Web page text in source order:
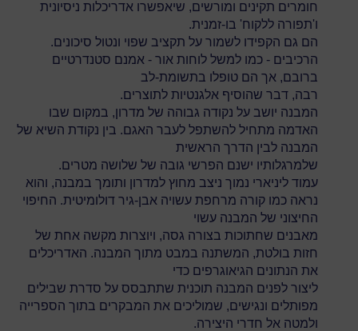
חומרים תקינים ומורשים, שיאפשרו אדריכלות ניסיונית
ו'תפורה ללקוח' בו-זמנית.
הם גם הקפידו לשמור על תקציב שפוי ונטול סיכונים.
הרכיבים - כמו למשל לוחות אור - אמנם סטנדרטיים
ברובם, אך הם טופלו בתשומת-לב
רבה, דבר שהוסיף אלגנטיות לתוצרים.
המבנה יושב על נקודה גבוהה של מדרון, במקום שבו
האדמה מתחיל להשתפל לעבר האגם. בין נקודת השיא של
המבנה לבין הדרך הראשית
שלמרגלותיו ישנם הפרשי גובה של שלושה מטרים.
עמוד ליניארי נמוך ניצב מחוץ למדרון ותומך במבנה, והוא
נראה כמו קורה מרחפת עשויה אבן-גיר דולומיטית. החיפוי
החיצוני של המבנה עשוי
מאבנים שחתוכות בצורה גסה, ויוצרות מקשה אחת של
חזות בולטת, המשתנה במבט מתוך המבנה. האדריכלים
את הנתונים הגיאוגרפים כדי
ליצור לפנים המבנה תוכנית שתתבסס על סדרת שבילים
מפותלים ונגישים, שמוליכים את המבקרים בתוך הספרייה
ולמטה אל חדרי היצירה.